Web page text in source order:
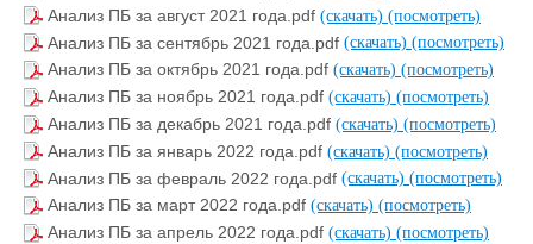
Анализ ПБ за август 2021 года.pdf (скачать) (посмотреть)
Анализ ПБ за сентябрь 2021 года.pdf (скачать) (посмотреть)
Анализ ПБ за октябрь 2021 года.pdf (скачать) (посмотреть)
Анализ ПБ за ноябрь 2021 года.pdf (скачать) (посмотреть)
Анализ ПБ за декабрь 2021 года.pdf (скачать) (посмотреть)
Анализ ПБ за январь 2022 года.pdf (скачать) (посмотреть)
Анализ ПБ за февраль 2022 года.pdf (скачать) (посмотреть)
Анализ ПБ за март 2022 года.pdf (скачать) (посмотреть)
Анализ ПБ за апрель 2022 года.pdf (скачать) (посмотреть)